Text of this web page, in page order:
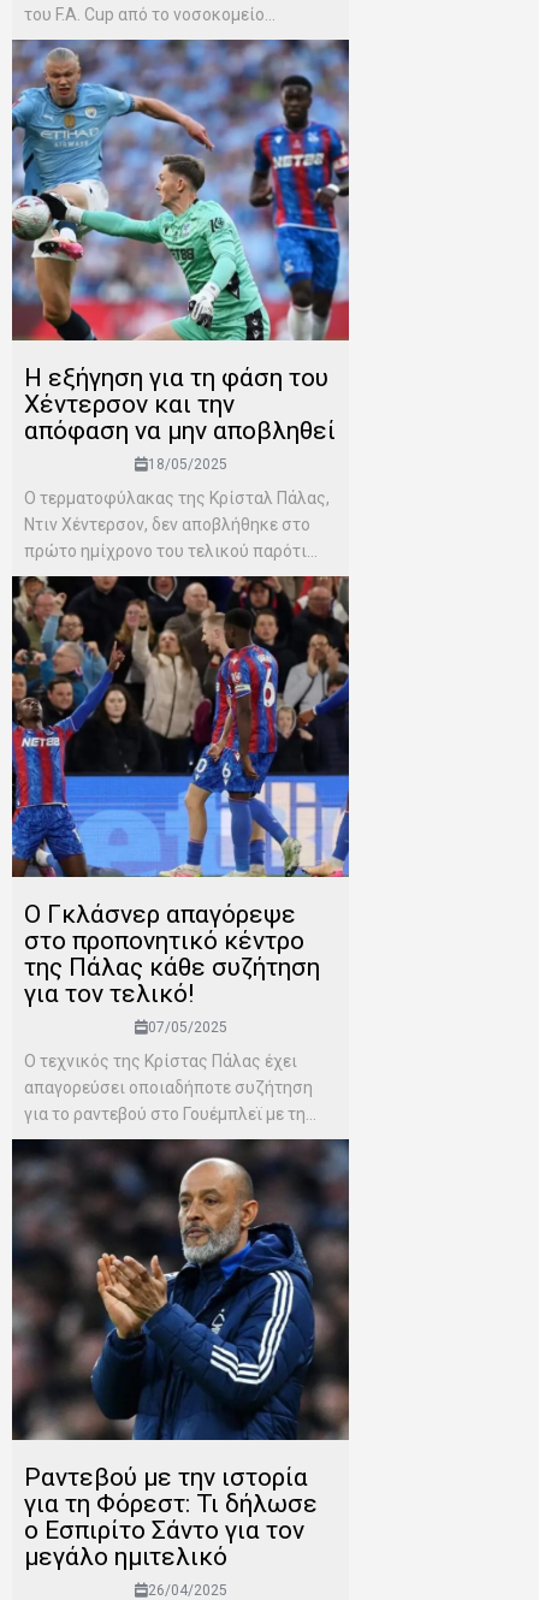
του F.A. Cup από το νοσοκομείο...
H εξήγηση για τη φάση του
Χέντερσον και την
απόφαση να μην αποβληθεί
18/05/2025
Ο τερματοφύλακας της Κρίσταλ Πάλας,
Ντιν Χέντερσον, δεν αποβλήθηκε στο
πρώτο ημίχρονο του τελικού παρότι...
Ο Γκλάσνερ απαγόρεψε
στο προπονητικό κέντρο
της Πάλας κάθε συζήτηση
για τον τελικό!
07/05/2025
Ο τεχνικός της Κρίστας Πάλας έχει
απαγορεύσει οποιαδήποτε συζήτηση
για το ραντεβού στο Γουέμπλεϊ με τη...
Ραντεβού με την ιστορία
για τη Φόρεστ: Τι δήλωσε
ο Εσπιρίτο Σάντο για τον
μεγάλο ημιτελικό
26/04/2025